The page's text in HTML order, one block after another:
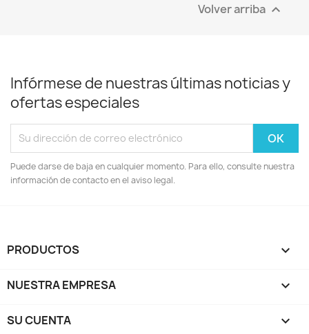
Volver arriba 
Infórmese de nuestras últimas noticias y
ofertas especiales
Puede darse de baja en cualquier momento. Para ello, consulte nuestra
información de contacto en el aviso legal.
PRODUCTOS 
NUESTRA EMPRESA 
SU CUENTA 